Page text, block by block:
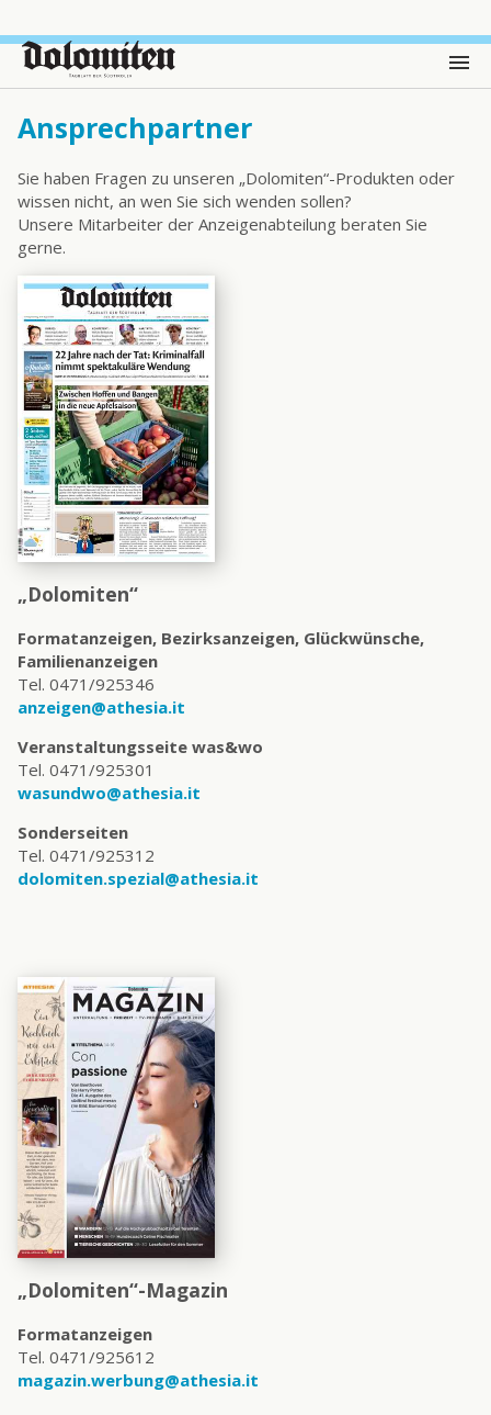
Ansprechpartner
Sie haben Fragen zu unseren „Dolomiten“-Produkten oder
wissen nicht, an wen Sie sich wenden sollen?
Unsere Mitarbeiter der Anzeigenabteilung beraten Sie
gerne.
„Dolomiten“
Formatanzeigen, Bezirksanzeigen, Glückwünsche,
Familienanzeigen
Tel. 0471/925346
anzeigen@athesia.it
Veranstaltungsseite was&wo
Tel. 0471/925301
wasundwo@athesia.it
Sonderseiten
Tel. 0471/925312
dolomiten.spezial@athesia.it
„Dolomiten“-Magazin
Formatanzeigen
Tel. 0471/925612
magazin.werbung@athesia.it